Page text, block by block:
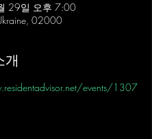
29일 오후 7:00
02000
개
events/1307